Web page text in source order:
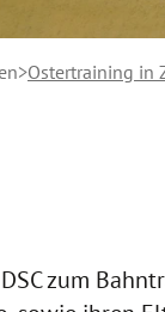
Ostertraining in
zum